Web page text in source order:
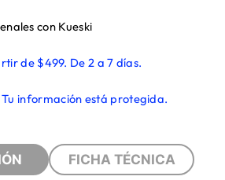
con Kueski
de $499. De 2 a 7 días.
información está protegida.
FICHA TÉCNICA